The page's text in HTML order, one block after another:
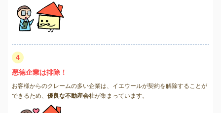
4
悪徳企業は排除！
お客様からのクレームの多い企業は、イエウールが契約を解除することが
できるため、 優良な不動産会社が集まっています。